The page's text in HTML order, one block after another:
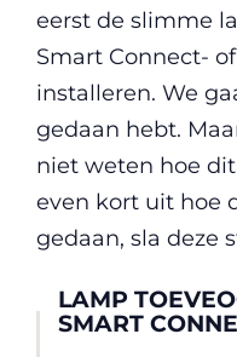
eerst de slimme
Smart Connect-
installeren. We
gedaan hebt.
niet weten hoe
even kort uit hoe
gedaan, sla deze
LAMP
SMART